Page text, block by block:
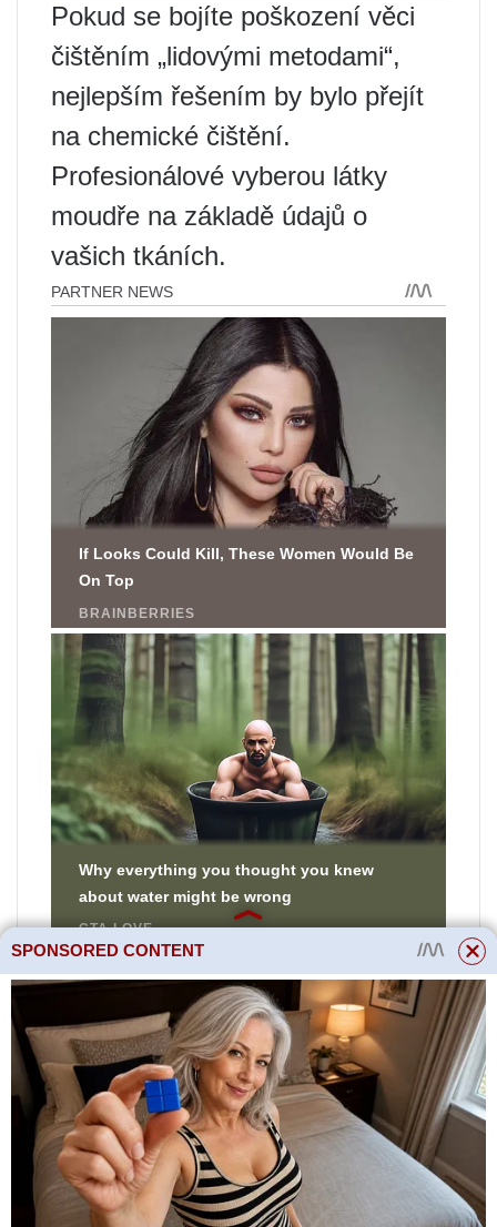
Pokud se bojíte poškození věci
čištěním „lidovými metodami“,
nejlepším řešením by bylo přejít
na chemické čištění.
Profesionálové vyberou látky
moudře na základě údajů o
vašich tkáních.
SPONSORED CONTENT